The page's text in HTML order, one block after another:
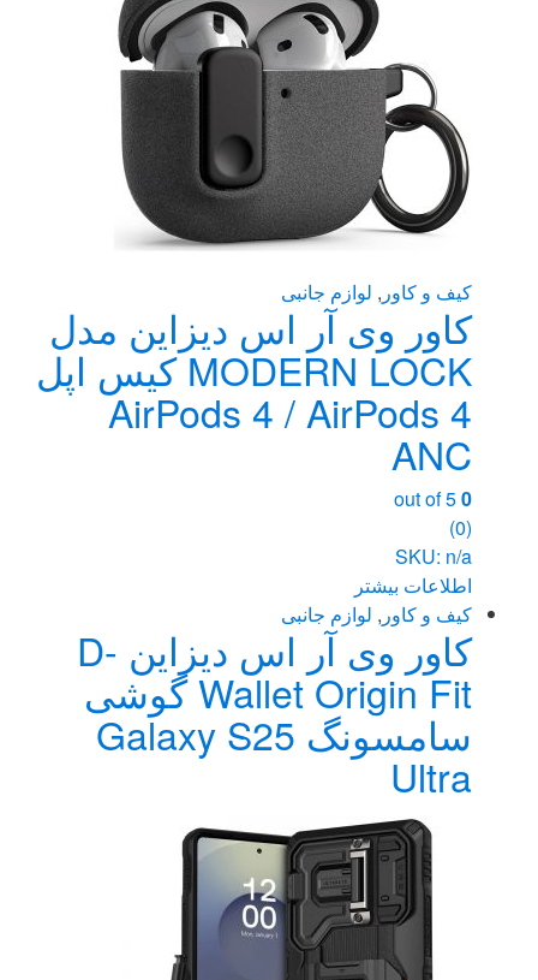
کیف و کاور , لوازم جانبی
کاور وی آر اس دیزاین مدل
MODERN LOCK کیس اپل
AirPods 4 / AirPods 4
ANC
0
(0)
SKU: n/a
اطلاعات بیشتر
کیف و کاور , لوازم جانبی
کاور وی آر اس دیزاین D-
Wallet Origin Fit گوشی
سامسونگ Galaxy S25
Ultra